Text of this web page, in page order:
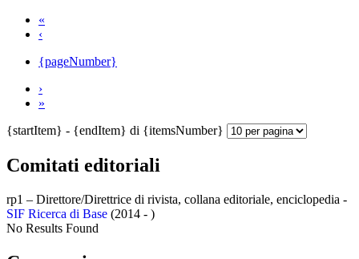
«
‹
{pageNumber}
›
»
{startItem} - {endItem} di {itemsNumber}
Comitati editoriali
rp1 – Direttore/Direttrice di rivista, collana editoriale, enciclopedia -
SIF Ricerca di Base (2014 - )
No Results Found